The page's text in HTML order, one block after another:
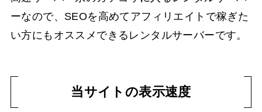
ーなので、SEOを高めてアフィリエイトで稼ぎた
い方にもオススメできるレンタルサーバーです。
当サイトの表示速度